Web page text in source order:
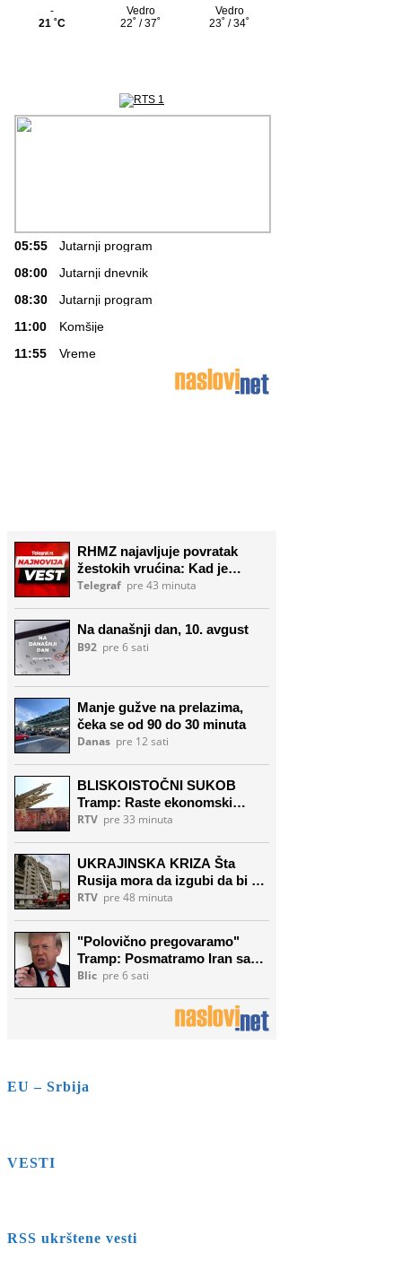
EU – Srbija
VESTI
RSS ukrštene vesti